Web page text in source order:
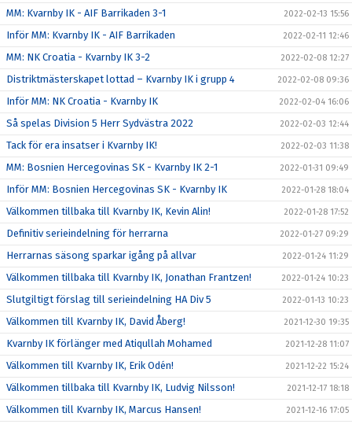
MM: Kvarnby IK - AIF Barrikaden 3-1 2022-02-13 15:56
Inför MM: Kvarnby IK - AIF Barrikaden 2022-02-11 12:46
MM: NK Croatia - Kvarnby IK 3-2 2022-02-08 12:27
Distriktmästerskapet lottad – Kvarnby IK i grupp 4 2022-02-08 09:36
Inför MM: NK Croatia - Kvarnby IK 2022-02-04 16:06
Så spelas Division 5 Herr Sydvästra 2022 2022-02-03 12:44
Tack för era insatser i Kvarnby IK! 2022-02-03 11:38
MM: Bosnien Hercegovinas SK - Kvarnby IK 2-1 2022-01-31 09:49
Inför MM: Bosnien Hercegovinas SK - Kvarnby IK 2022-01-28 18:04
Välkommen tillbaka till Kvarnby IK, Kevin Alin! 2022-01-28 17:52
Definitiv serieindelning för herrarna 2022-01-27 09:29
Herrarnas säsong sparkar igång på allvar 2022-01-24 11:29
Välkommen tillbaka till Kvarnby IK, Jonathan Frantzen! 2022-01-24 10:23
Slutgiltigt förslag till serieindelning HA Div 5 2022-01-13 10:23
Välkommen till Kvarnby IK, David Åberg! 2021-12-30 19:35
Kvarnby IK förlänger med Atiqullah Mohamed 2021-12-28 11:07
Välkommen till Kvarnby IK, Erik Odén! 2021-12-22 15:24
Välkommen tillbaka till Kvarnby IK, Ludvig Nilsson! 2021-12-17 18:18
Välkommen till Kvarnby IK, Marcus Hansen! 2021-12-16 17:05